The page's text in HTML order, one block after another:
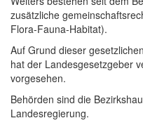
zusätzliche
Flora-Fauna-Habitat).
Auf Grund dieser
hat der Landesgesetzgeber
vorgesehen.
Behörden sind die
Landesregierung.